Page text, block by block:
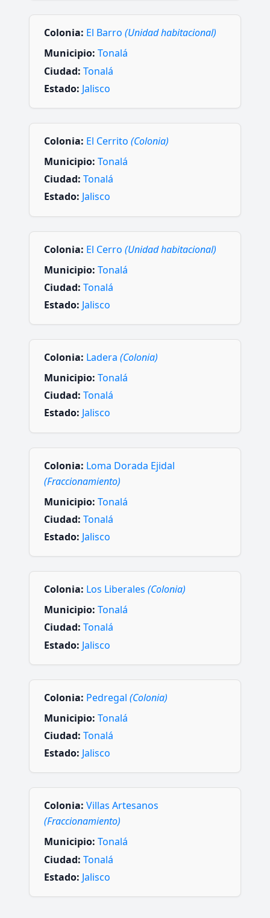
Colonia: El Barro (Unidad habitacional)
Municipio: Tonalá
Ciudad: Tonalá
Estado: Jalisco
Colonia: El Cerrito (Colonia)
Municipio: Tonalá
Ciudad: Tonalá
Estado: Jalisco
Colonia: El Cerro (Unidad habitacional)
Municipio: Tonalá
Ciudad: Tonalá
Estado: Jalisco
Colonia: Ladera (Colonia)
Municipio: Tonalá
Ciudad: Tonalá
Estado: Jalisco
Colonia: Loma Dorada Ejidal
(Fraccionamiento)
Municipio: Tonalá
Ciudad: Tonalá
Estado: Jalisco
Colonia: Los Liberales (Colonia)
Municipio: Tonalá
Ciudad: Tonalá
Estado: Jalisco
Colonia: Pedregal (Colonia)
Municipio: Tonalá
Ciudad: Tonalá
Estado: Jalisco
Colonia: Villas Artesanos
(Fraccionamiento)
Municipio: Tonalá
Ciudad: Tonalá
Estado: Jalisco